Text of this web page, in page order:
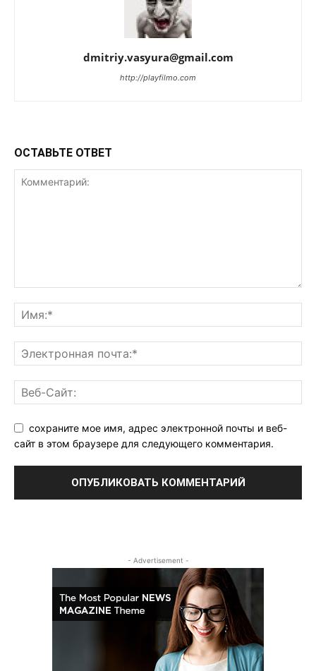
dmitriy.vasyura@gmail.com
http://playfilmo.com
ОСТАВЬТЕ ОТВЕТ
сохраните мое имя, адрес электронной почты и веб-
сайт в этом браузере для следующего комментария.
- Advertisement -